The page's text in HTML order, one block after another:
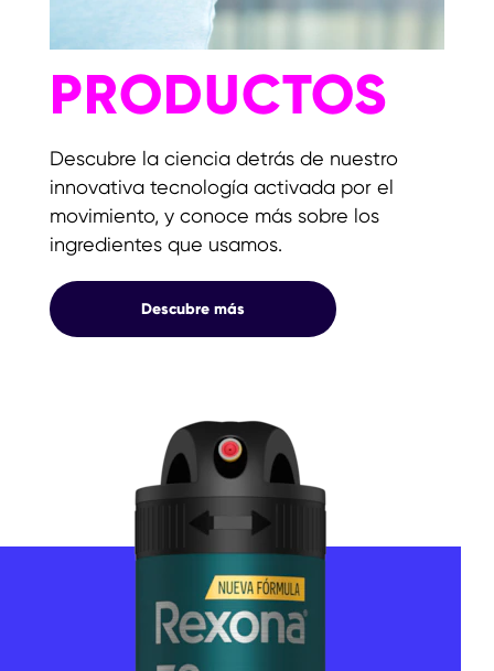
PRODUCTOS
Descubre la ciencia detrás de nuestro
innovativa tecnología activada por el
movimiento, y conoce más sobre los
ingredientes que usamos.
Descubre másPRODUCTOS